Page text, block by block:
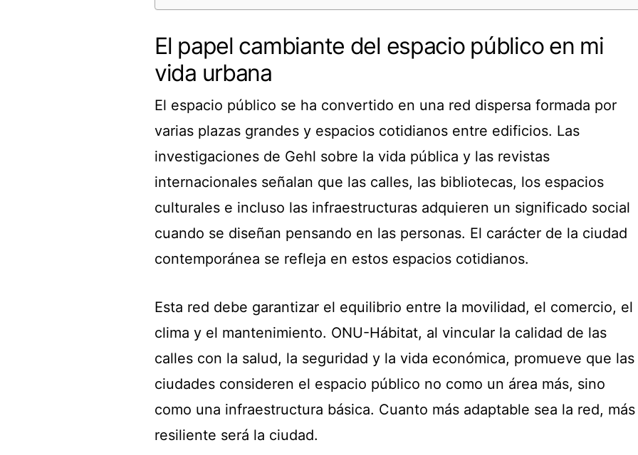
El papel cambiante del espacio público en mi
vida urbana
El espacio público se ha convertido en una red dispersa formada por
varias plazas grandes y espacios cotidianos entre edificios. Las
investigaciones de Gehl sobre la vida pública y las revistas
internacionales señalan que las calles, las bibliotecas, los espacios
culturales e incluso las infraestructuras adquieren un significado social
cuando se diseñan pensando en las personas. El carácter de la ciudad
contemporánea se refleja en estos espacios cotidianos.
Esta red debe garantizar el equilibrio entre la movilidad, el comercio, el
clima y el mantenimiento. ONU-Hábitat, al vincular la calidad de las
calles con la salud, la seguridad y la vida económica, promueve que las
ciudades consideren el espacio público no como un área más, sino
como una infraestructura básica. Cuanto más adaptable sea la red, más
resiliente será la ciudad.